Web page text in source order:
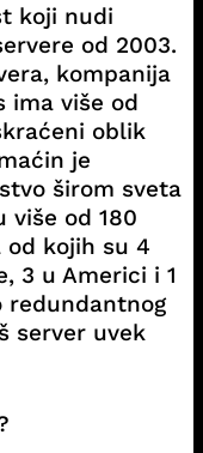
koji nudi
od 2003.
kompanija
ima više od
oblik
je
širom sveta
više od 180
kojih su 4
3 u Americi i 1
redundantnog
server uvek